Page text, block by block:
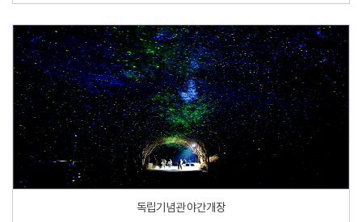
독립기념관 야간개장